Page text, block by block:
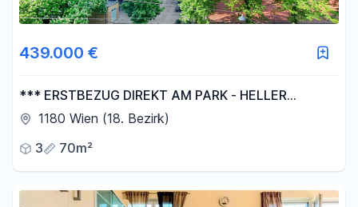
439.000 €
*** ERSTBEZUG DIREKT AM PARK - HELLER
ALTBAU HOCHWERTIG SANIERT - ABSOLUTE
1180 Wien (18. Bezirk)
3
70m²